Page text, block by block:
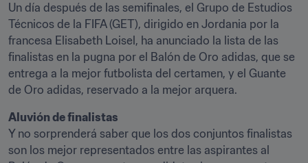
Un día después de las semifinales, el Grupo de Estudios
Técnicos de la FIFA (GET), dirigido en Jordania por la
francesa Elisabeth Loisel, ha anunciado la lista de las
finalistas en la pugna por el Balón de Oro adidas, que se
entrega a la mejor futbolista del certamen, y el Guante
de Oro adidas, reservado a la mejor arquera.
Aluvión de finalistas
Y no sorprenderá saber que los dos conjuntos finalistas
son los mejor representados entre las aspirantes al